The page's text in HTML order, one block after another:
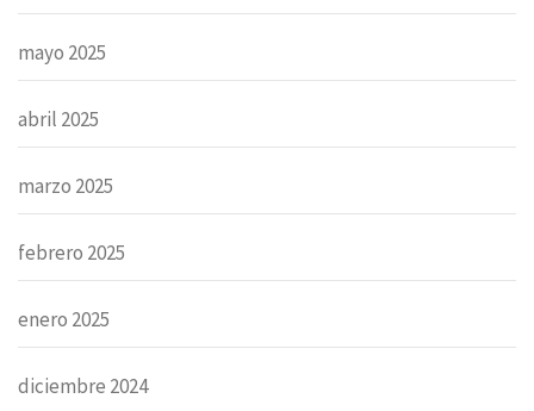
mayo 2025
abril 2025
marzo 2025
febrero 2025
enero 2025
diciembre 2024